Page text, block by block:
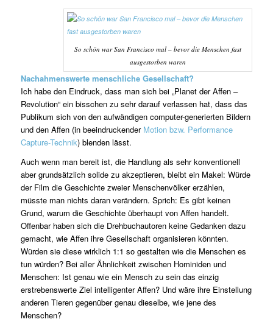
So schön war San Francisco mal – bevor die Menschen fast
ausgestorben waren
Nachahmenswerte menschliche Gesellschaft?
Ich habe den Eindruck, dass man sich bei „Planet der Affen –
Revolution“ ein bisschen zu sehr darauf verlassen hat, dass das
Publikum sich von den aufwändigen computer-generierten Bildern
und den Affen (in beeindruckender Motion bzw. Performance
Capture-Technik) blenden lässt.
Auch wenn man bereit ist, die Handlung als sehr konventionell
aber grundsätzlich solide zu akzeptieren, bleibt ein Makel: Würde
der Film die Geschichte zweier Menschenvölker erzählen,
müsste man nichts daran verändern. Sprich: Es gibt keinen
Grund, warum die Geschichte überhaupt von Affen handelt.
Offenbar haben sich die Drehbuchautoren keine Gedanken dazu
gemacht, wie Affen ihre Gesellschaft organisieren könnten.
Würden sie diese wirklich 1:1 so gestalten wie die Menschen es
tun würden? Bei aller Ähnlichkeit zwischen Hominiden und
Menschen: Ist genau wie ein Mensch zu sein das einzig
erstrebenswerte Ziel intelligenter Affen? Und wäre ihre Einstellung
anderen Tieren gegenüber genau dieselbe, wie jene des
Menschen?